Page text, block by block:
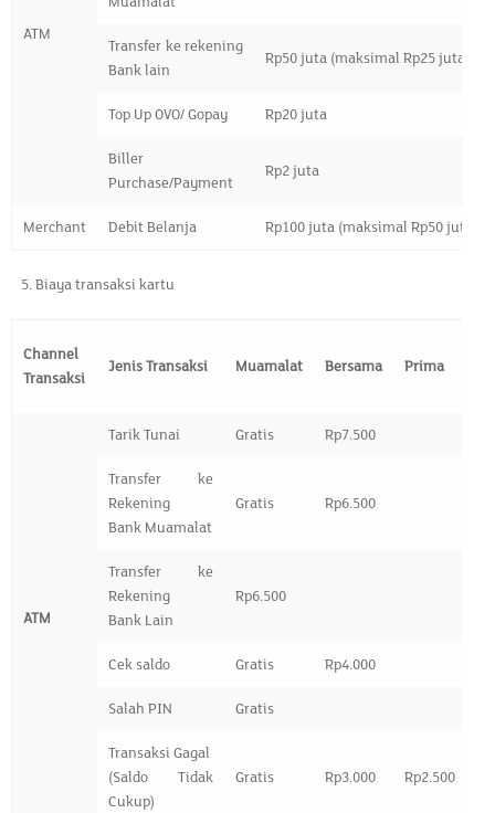
ATM
Transfer ke rekening
Bank lain
Rp50 juta (maksimal Rp25 juta/
Top Up OVO/ Gopay Rp20 juta
Biller
Purchase/Payment
Rp2 juta
Merchant Debit Belanja Rp100 juta (maksimal Rp50 juta/
Biaya transaksi kartu
Channel
Transaksi
Jenis Transaksi Muamalat Bersama Prima
ATM
Tarik Tunai Gratis Rp7.500
Transfer ke
Rekening
Bank Muamalat
Gratis Rp6.500
Transfer ke
Rekening
Bank Lain
Rp6.500
Cek saldo Gratis Rp4.000
Salah PIN Gratis
Transaksi Gagal
(Saldo Tidak
Cukup)
Gratis Rp3.000 Rp2.500